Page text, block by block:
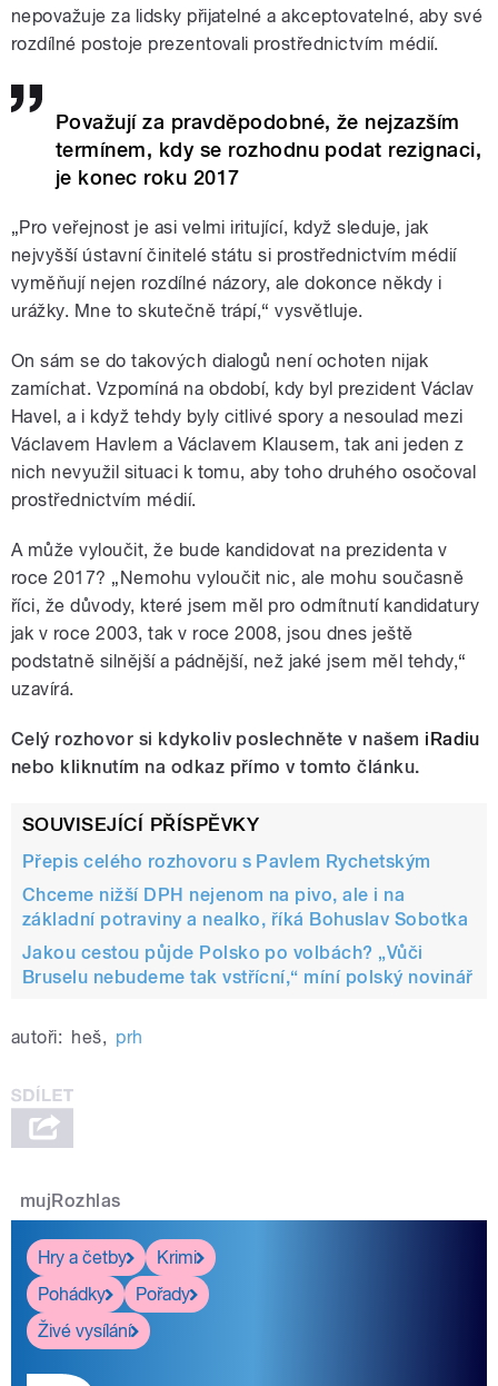
nepovažuje za lidsky přijatelné a akceptovatelné, aby své
rozdílné postoje prezentovali prostřednictvím médií.
Považují za pravděpodobné, že nejzazším
termínem, kdy se rozhodnu podat rezignaci,
je konec roku 2017
„Pro veřejnost je asi velmi iritující, když sleduje, jak
nejvyšší ústavní činitelé státu si prostřednictvím médií
vyměňují nejen rozdílné názory, ale dokonce někdy i
urážky. Mne to skutečně trápí,“ vysvětluje.
On sám se do takových dialogů není ochoten nijak
zamíchat. Vzpomíná na období, kdy byl prezident Václav
Havel, a i když tehdy byly citlivé spory a nesoulad mezi
Václavem Havlem a Václavem Klausem, tak ani jeden z
nich nevyužil situaci k tomu, aby toho druhého osočoval
prostřednictvím médií.
A může vyloučit, že bude kandidovat na prezidenta v
roce 2017? „Nemohu vyloučit nic, ale mohu současně
říci, že důvody, které jsem měl pro odmítnutí kandidatury
jak v roce 2003, tak v roce 2008, jsou dnes ještě
podstatně silnější a pádnější, než jaké jsem měl tehdy,“
uzavírá.
Celý rozhovor si kdykoliv poslechněte v našem iRadiu
nebo kliknutím na odkaz přímo v tomto článku.
SOUVISEJÍCÍ PŘÍSPĚVKY
Přepis celého rozhovoru s Pavlem Rychetským
Chceme nižší DPH nejenom na pivo, ale i na
základní potraviny a nealko, říká Bohuslav Sobotka
Jakou cestou půjde Polsko po volbách? „Vůči
Bruselu nebudeme tak vstřícní,“ míní polský novinář
autoři: heš, prh
mujRozhlas
Hry a četby
Krimi
Pohádky
Pořady
Živé vysílání